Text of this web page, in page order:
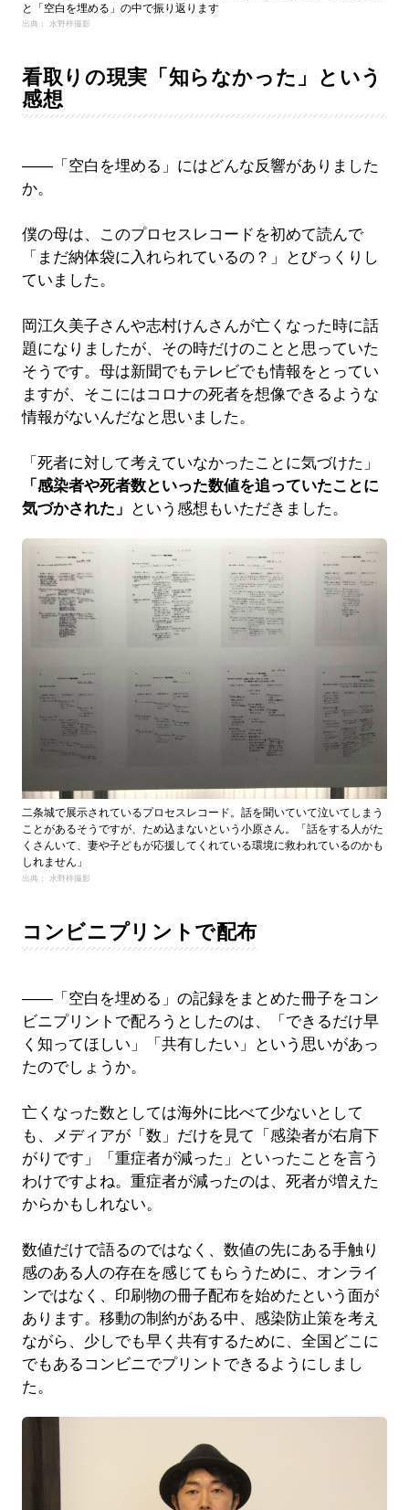
と「空白を埋める」の中で振り返ります
出典： 水野梓撮影
看取りの現実「知らなかった」という
感想
――「空白を埋める」にはどんな反響がありました
か。
僕の母は、このプロセスレコードを初めて読んで
「まだ納体袋に入れられているの？」とびっくりし
ていました。
岡江久美子さんや志村けんさんが亡くなった時に話
題になりましたが、その時だけのことと思っていた
そうです。母は新聞でもテレビでも情報をとってい
ますが、そこにはコロナの死者を想像できるような
情報がないんだなと思いました。
「死者に対して考えていなかったことに気づけた」
「感染者や死者数といった数値を追っていたことに
気づかされた」
という感想もいただきました。
二条城で展示されているプロセスレコード。話を聞いていて泣いてしまう
ことがあるそうですが、ため込まないという小原さん。「話をする人がた
くさんいて、妻や子どもが応援してくれている環境に救われているのかも
しれません」
出典： 水野梓撮影
コンビニプリントで配布
――「空白を埋める」の記録をまとめた冊子をコン
ビニプリントで配ろうとしたのは、「できるだけ早
く知ってほしい」「共有したい」という思いがあっ
たのでしょうか。
亡くなった数としては海外に比べて少ないとして
も、メディアが「数」だけを見て「感染者が右肩下
がりです」「重症者が減った」といったことを言う
わけですよね。重症者が減ったのは、死者が増えた
からかもしれない。
数値だけで語るのではなく、数値の先にある手触り
感のある人の存在を感じてもらうために、オンライ
ンではなく、印刷物の冊子配布を始めたという面が
あります。移動の制約がある中、感染防止策を考え
ながら、少しでも早く共有するために、全国どこに
でもあるコンビニでプリントできるようにしまし
た。